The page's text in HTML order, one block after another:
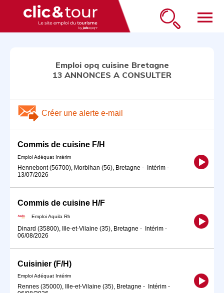
menu
Emploi opq cuisine Bretagne
13 ANNONCES A CONSULTER
Créer une alerte e-mail
Commis de cuisine F/H
Emploi Adéquat Intérim
Hennebont (56700), Morbihan (56), Bretagne - Intérim -
13/07/2026
Commis de cuisine H/F
Emploi Aquila Rh
Dinard (35800), Ille-et-Vilaine (35), Bretagne - Intérim -
06/08/2026
Cuisinier (F/H)
Emploi Adéquat Intérim
Rennes (35000), Ille-et-Vilaine (35), Bretagne - Intérim -